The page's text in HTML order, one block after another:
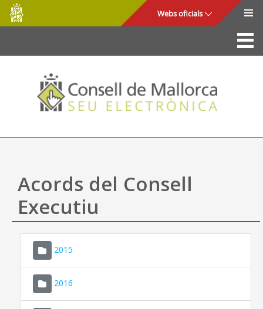
Salta al contingut principal
Consell
de
Mallorca
Webs oficials
La Seu
Consell de Mallorca
Accés i seguretat
Utilitats
Ajuda
Acords del Consell
Executiu
2015
2016